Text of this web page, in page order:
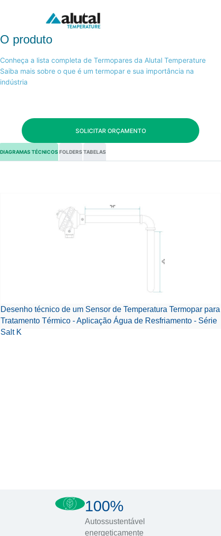
O produto
Conheça a lista completa de Termopares da Alutal Temperature
Saiba mais sobre o que é um termopar e sua importância na
indústria
SOLICITAR ORÇAMENTO
DIAGRAMAS TÉCNICOS FOLDERS TABELAS
Desenho técnico de um Sensor de Temperatura Termopar para
Tratamento Térmico - Aplicação Água de Resfriamento - Série
Salt K
100%
Autossustentável
energeticamente